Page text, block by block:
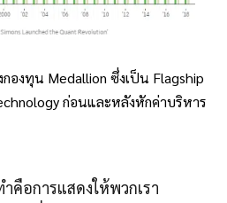
องทุน Medallion ซึ่งเป็น Flagship
ก่อนและหลังหักค่าบริหาร
คือการแสดงให้พวกเรา